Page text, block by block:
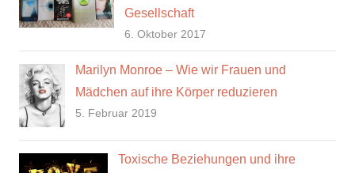
Gesellschaft
6. Oktober 2017
Marilyn Monroe – Wie wir Frauen und
Mädchen auf ihre Körper reduzieren
5. Februar 2019
Toxische Beziehungen und ihre